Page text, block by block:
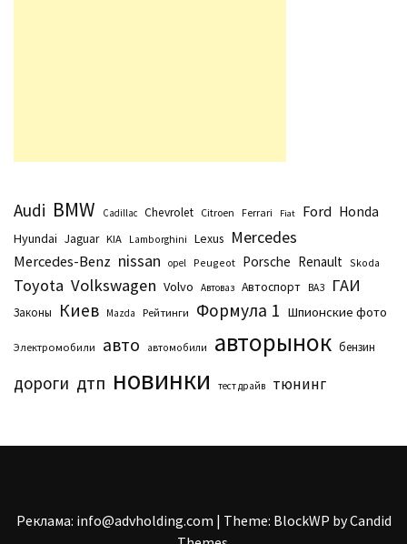
Audi BMW Cadillac Chevrolet Citroen Ferrari Fiat Ford Honda
Hyundai Jaguar KIA Lamborghini Lexus Mercedes
Mercedes-Benz nissan opel Peugeot Porsche Renault Skoda
Toyota Volkswagen Volvo Автоваз Автоспорт ВАЗ ГАИ
Законы Киев Маzda Рейтинги Формула 1 Шпионские фото
Электромобили авто автомобили авторынок бензин
дороги дтп новинки тест драйв тюнинг
Реклама: info@advholding.com | Theme: BlockWP byCandid